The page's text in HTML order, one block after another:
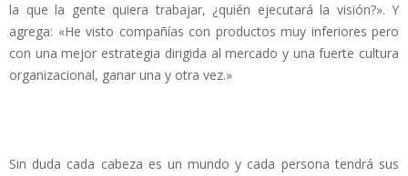
la que la gente quiera trabajar, ¿quién ejecutará la visión?». Y
agrega: «He visto compañías con productos muy inferiores pero
con una mejor estrategia dirigida al mercado y una fuerte cultura
organizacional, ganar una y otra vez.»
Sin duda cada cabeza es un mundo y cada persona tendrá sus